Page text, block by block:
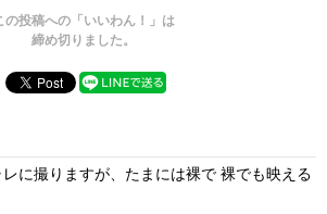
の投稿への「いいわん！」は
締め切りました。
に撮りますが、たまには裸で⁡ ⁡裸でも映える